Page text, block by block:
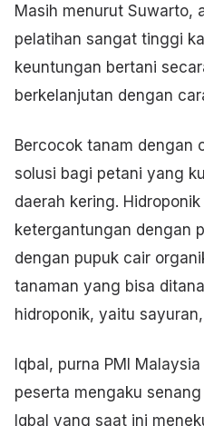
Masih menurut Suwarto,
pelatihan sangat tinggi
keuntungan bertani
berkelanjutan dengan
Bercocok tanam dengan
solusi bagi petani yang
daerah kering.
ketergantungan dengan
dengan pupuk cair
tanaman yang bisa
hidroponik, yaitu
Iqbal, purna PMI
peserta mengaku
Iqbal yang saat ini